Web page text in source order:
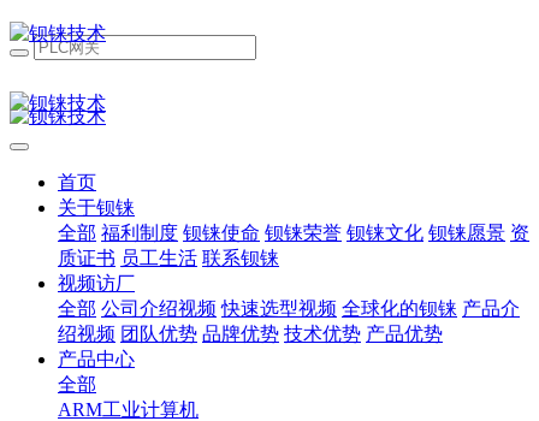
首页
关于钡铼
全部 福利制度 钡铼使命 钡铼荣誉 钡铼文化 钡铼愿景 资
质证书 员工生活 联系钡铼
视频访厂
全部 公司介绍视频 快速选型视频 全球化的钡铼 产品介
绍视频 团队优势 品牌优势 技术优势 产品优势
产品中心
全部
ARM工业计算机